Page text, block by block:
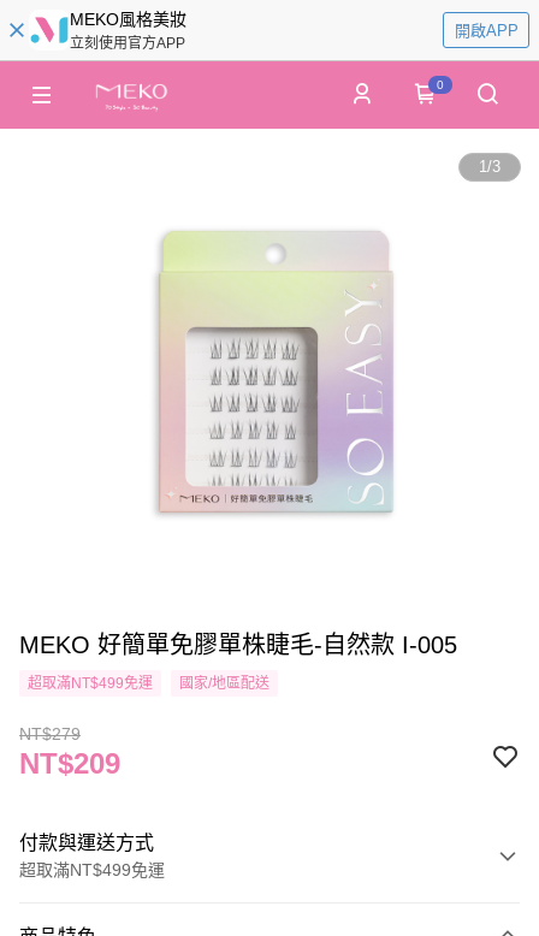
MEKO風格美妝
立刻使用官方APP
開啟APP
0
1/3
MEKO 好簡單免膠單株睫毛-自然款 I-005
超取滿NT$499免運 國家/地區配送
NT$279
NT$209
付款與運送方式
超取滿NT$499免運